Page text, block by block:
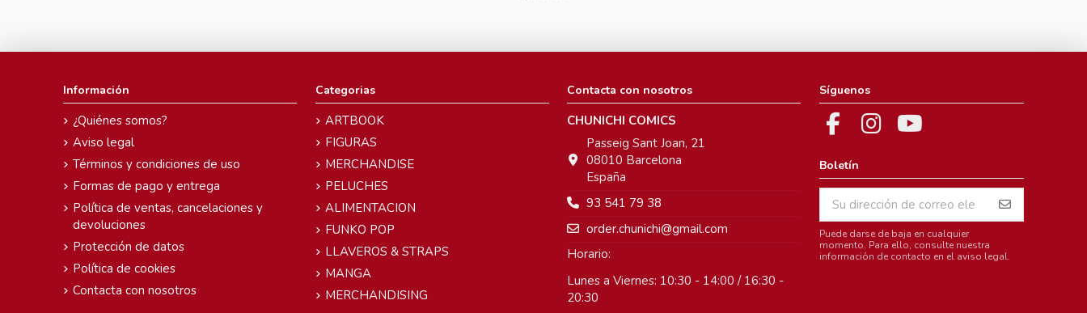
Información
¿Quiénes somos?
Aviso legal
Términos y condiciones de uso
Formas de pago y entrega
Política de ventas, cancelaciones y
devoluciones
Protección de datos
Política de cookies
Contacta con nosotros
Categorias
ARTBOOK
FIGURAS
MERCHANDISE
PELUCHES
ALIMENTACION
FUNKO POP
LLAVEROS & STRAPS
MANGA
MERCHANDISING
Contacta con nosotros
CHUNICHI COMICS
Passeig Sant Joan, 21
08010 Barcelona
España
93 541 79 38
order.chunichi@gmail.com
Horario:
Lunes a Viernes: 10:30 - 14:00 / 16:30 -
20:30
Síguenos
Boletín
Puede darse de baja en cualquier
momento. Para ello, consulte nuestra
información de contacto en el aviso legal.